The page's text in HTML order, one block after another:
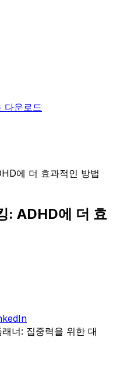
다운로드
에 더 효과적인 방법
: ADHD에 더 효